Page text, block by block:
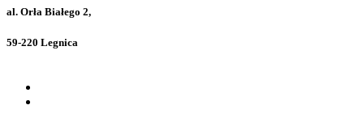
al. Orła Białego 2,
59-220 Legnica